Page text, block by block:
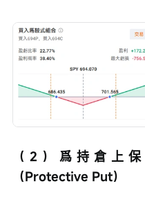
（2）爲持倉上
（Protective Put）